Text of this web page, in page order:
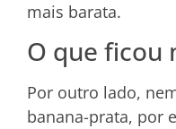
mais barata.
O que ficou
Por outro lado,
banana-prata, por